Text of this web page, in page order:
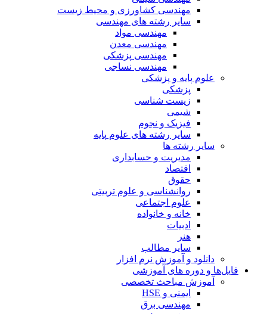
مهندسی کشاورزی و محیط زیست
سایر رشته های مهندسی
مهندسی مواد
مهندسی معدن
مهندسی پزشکی
مهندسی نساجی
علوم پایه و پزشکی
پزشکی
زیست شناسی
شیمی
فیزیک و نجوم
سایر رشته های علوم پایه
سایر رشته ها
مدیریت و حسابداری
اقتصاد
حقوق
روانشناسی و علوم تربیتی
علوم اجتماعی
خانه و خانواده
ادبیات
هنر
سایر مطالب
دانلود و آموزش نرم افزار
فایل‌ها و دوره های آموزشی
آموزش مباحث تخصصی
ایمنی و HSE
مهندسی برق